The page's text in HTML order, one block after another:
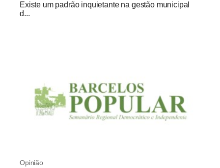
Existe um padrão inquietante na gestão municipal
d...
Opinião